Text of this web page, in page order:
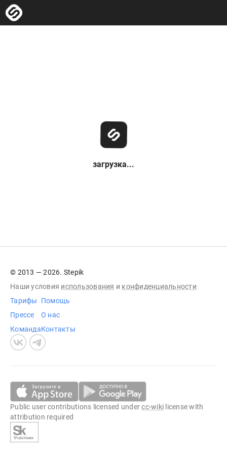
загрузка...
© 2013 — 2026. Stepik
Наши условия использования и конфиденциальности
Тарифы
Прессе
Команда
Помощь
О нас
Контакты
Public user contributions licensed undercc-wiki license with
attribution required